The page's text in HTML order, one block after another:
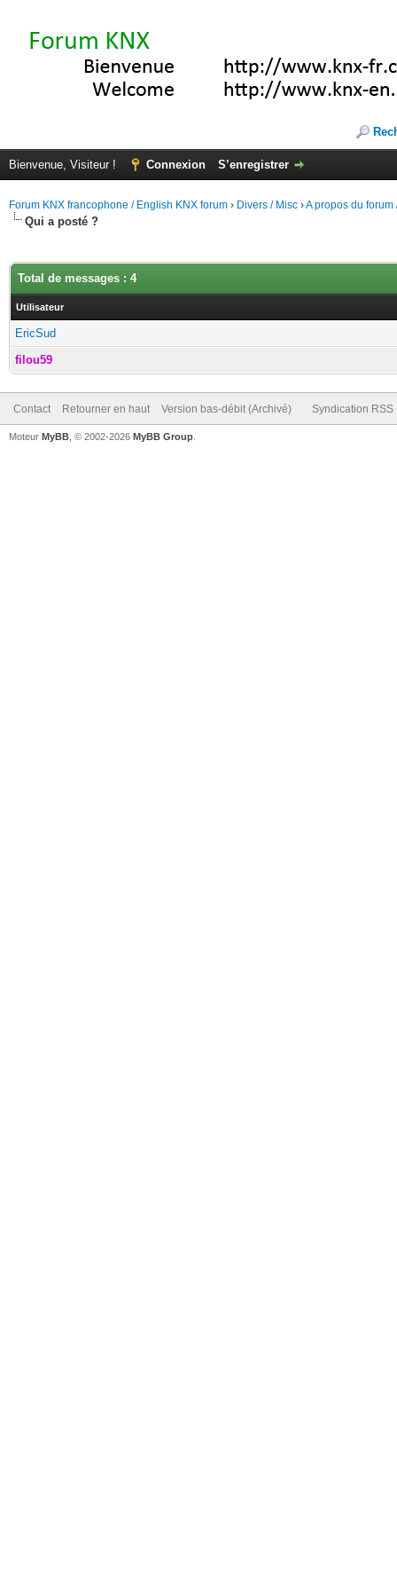
Bienvenue, Visiteur ! Connexion S’enregistrer
Forum KNX francophone / English KNX forum › Divers / Misc ›A propos du forum
Qui a posté ?
Total de messages : 4
Utilisateur
EricSud
filou59
Contact Retourner en haut Version bas-débit (Archivé) Syndication RSS
Moteur MyBB , © 2002-2026 MyBB Group